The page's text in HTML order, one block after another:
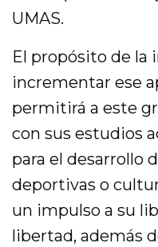
UMAS.
El propósito de la
incrementar ese
permitirá a este
con sus estudios
para el desarrollo
deportivas o
un impulso a su
libertad, además